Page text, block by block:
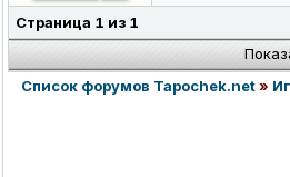
Страница 1 из 1
Список форумов Tapochek.net»